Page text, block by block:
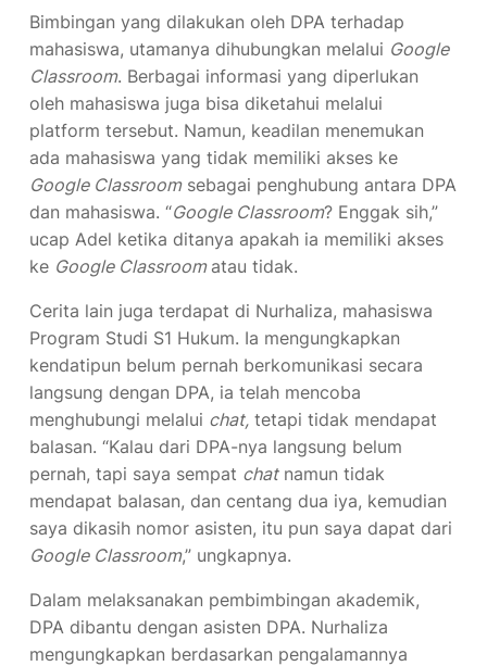
Bimbingan yang dilakukan oleh DPA terhadap
mahasiswa, utamanya dihubungkan melalui Google
Classroom. Berbagai informasi yang diperlukan
oleh mahasiswa juga bisa diketahui melalui
platform tersebut. Namun, keadilan menemukan
ada mahasiswa yang tidak memiliki akses ke
Google Classroomsebagai penghubung antara DPA
dan mahasiswa. “Google Classroom? Enggak sih,”
ucap Adel ketika ditanya apakah ia memiliki akses
ke Google Classroomatau tidak.
Cerita lain juga terdapat di Nurhaliza, mahasiswa
Program Studi S1 Hukum. Ia mengungkapkan
kendatipun belum pernah berkomunikasi secara
langsung dengan DPA, ia telah mencoba
menghubungi melalui chat, tetapi tidak mendapat
balasan. “Kalau dari DPA-nya langsung belum
pernah, tapi saya sempat chatnamun tidak
mendapat balasan, dan centang dua iya, kemudian
saya dikasih nomor asisten, itu pun saya dapat dari
Google Classroom,” ungkapnya.
Dalam melaksanakan pembimbingan akademik,
DPA dibantu dengan asisten DPA. Nurhaliza
mengungkapkan berdasarkan pengalamannya